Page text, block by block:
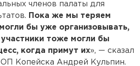
членов палаты для
Пока же мы теряем
бы уже организовывать,
тоже могли бы
когда примут их», — сказал
ОП Копейска Андрей Кульпин.